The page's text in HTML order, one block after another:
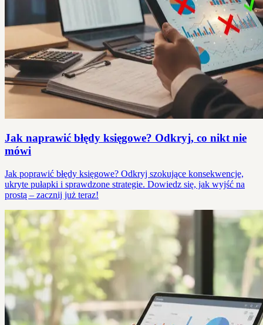
Jak naprawić błędy księgowe? Odkryj, co nikt nie
mówi
Jak poprawić błędy księgowe? Odkryj szokujące konsekwencje,
ukryte pułapki i sprawdzone strategie. Dowiedz się, jak wyjść na
prostą – zacznij już teraz!